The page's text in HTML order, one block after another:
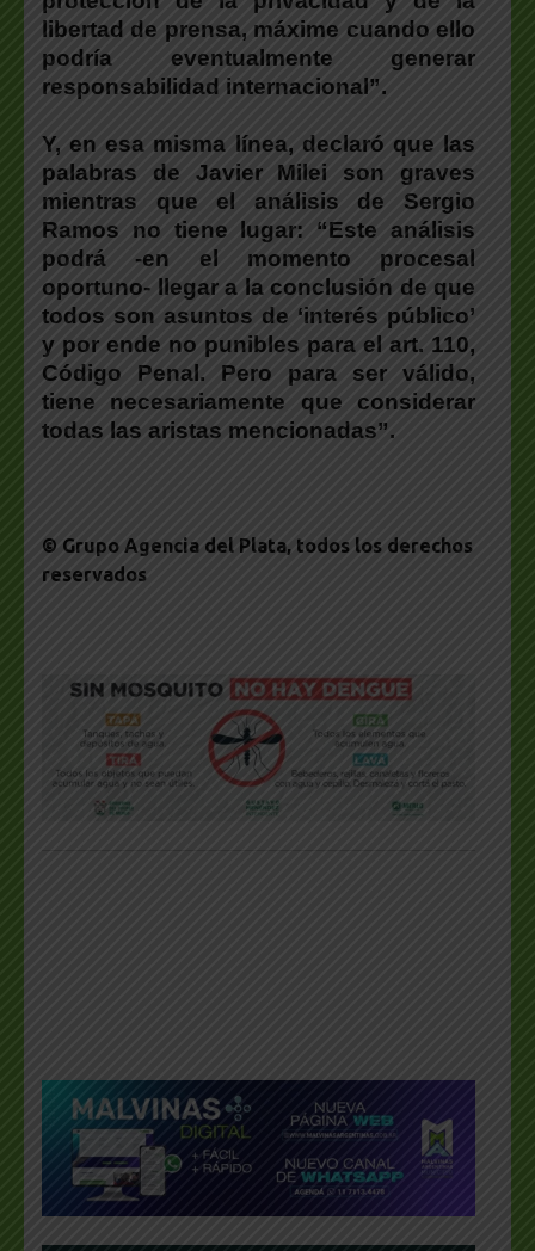
libertad de prensa, máxime cuando ello
podría eventualmente generar
responsabilidad internacional”.
Y, en esa misma línea, declaró que las
palabras de Javier Milei son graves
mientras que el análisis de Sergio
Ramos no tiene lugar: “Este análisis
podrá -en el momento procesal
oportuno- llegar a la conclusión de que
todos son asuntos de ‘interés público’
y por ende no punibles para el art. 110,
Código Penal. Pero para ser válido,
tiene necesariamente que considerar
todas las aristas mencionadas”.
© Grupo Agencia del Plata, todos los derechos
reservados